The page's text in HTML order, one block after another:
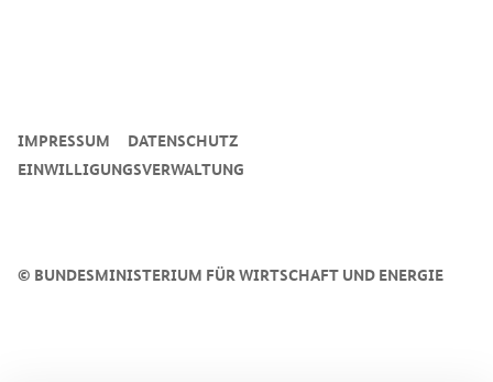
© BUNDESMINISTERIUM FÜR WIRTSCHAFT UND ENERGIE
IMPRESSUM
DATENSCHUTZ
EINWILLIGUNGSVERWALTUNG